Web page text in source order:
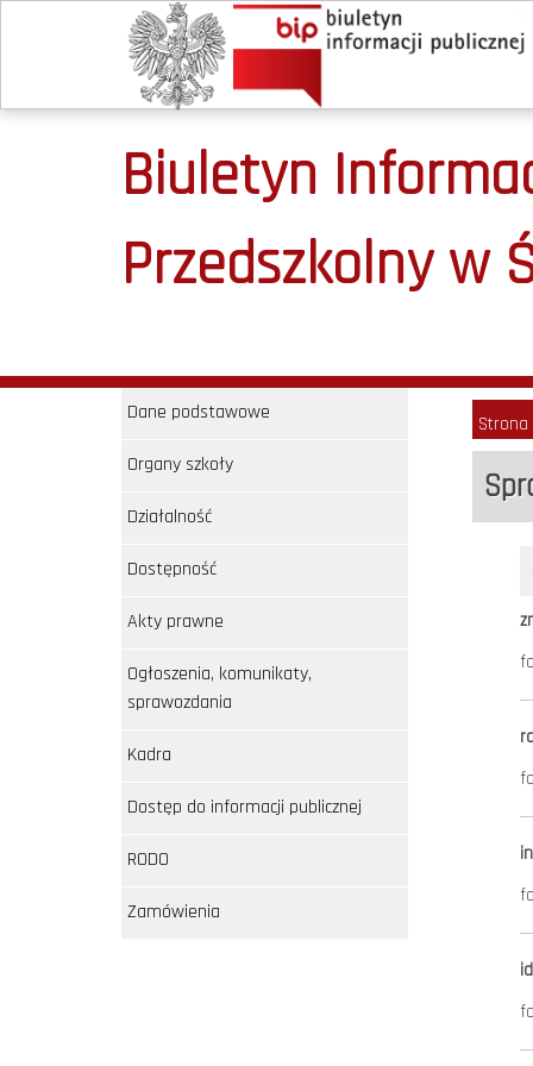
Biuletyn
Przedszkolny w
Dane podstawowe
Organy szkoły
Działalność
Dostępność
Akty prawne
Ogłoszenia, komunikaty,
sprawozdania
Kadra
Dostęp do informacji publicznej
RODO
Zamówienia
Strona